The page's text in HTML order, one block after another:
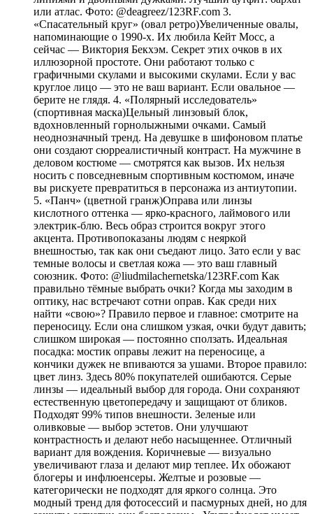
или атлас. Фото: @deagreez/123RF.com 3.
«Спасательный круг» (овал ретро)Увеличенные овалы,
напоминающие о 1990-х. Их любила Кейт Мосс, а
сейчас — Виктория Бекхэм. Секрет этих очков в их
иллюзорной простоте. Они работают только с
графичными скулами и высокими скулами. Если у вас
круглое лицо — это не ваш вариант. Если овальное —
берите не глядя. 4. «Полярный исследователь»
(спортивная маска)Цельный линзовый блок,
вдохновленный горнолыжными очками. Самый
неоднозначный тренд. На девушке в шифоновом платье
они создают сюрреалистичный контраст. На мужчине в
деловом костюме — смотрятся как вызов. Их нельзя
носить с повседневным спортивным костюмом, иначе
вы рискуете превратиться в персонажа из антиутопии.
5. «Панч» (цветной гранж)Оправа или линзы
кислотного оттенка — ярко-красного, лаймового или
электрик-блю. Весь образ строится вокруг этого
акцента. Противопоказаны людям с неяркой
внешностью, так как они съедают лицо. Зато если у вас
темные волосы и светлая кожа — это ваш главный
союзник. Фото: @liudmilachernetska/123RF.com Как
правильно тёмные выбрать очки? Когда мы заходим в
оптику, нас встречают сотни оправ. Как среди них
найти «свою»? Правило первое и главное: смотрите на
переносицу. Если она слишком узкая, очки будут давить;
слишком широкая — постоянно сползать. Идеальная
посадка: мостик оправы лежит на переносице, а
кончики дужек не впиваются за ушами. Второе правило:
цвет линз. Здесь 80% покупателей ошибаются. Серые
линзы — идеальный выбор для города. Они сохраняют
естественную цветопередачу и защищают от бликов.
Подходят 99% типов внешности. Зеленые или
оливковые — выбор эстетов. Они улучшают
контрастность и делают небо насыщеннее. Отличный
вариант для вождения. Коричневые — визуально
увеличивают глаза и делают мир теплее. Их обожают
блогеры и инфлюенсеры. Желтые и розовые —
категорически не подходят для яркого солнца. Это
модный тренд для фотосессий и пасмурных дней, но для